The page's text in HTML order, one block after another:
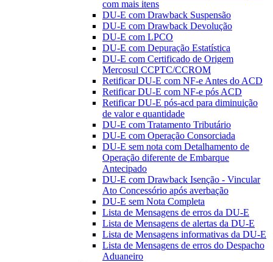
com mais itens
DU-E com Drawback Suspensão
DU-E com Drawback Devolução
DU-E com LPCO
DU-E com Depuração Estatística
DU-E com Certificado de Origem
Mercosul CCPTC/CCROM
Retificar DU-E com NF-e Antes do ACD
Retificar DU-E com NF-e pós ACD
Retificar DU-E pós-acd para diminuição
de valor e quantidade
DU-E com Tratamento Tributário
DU-E com Operação Consorciada
DU-E sem nota com Detalhamento de
Operação diferente de Embarque
Antecipado
DU-E com Drawback Isenção - Vincular
Ato Concessório após averbação
DU-E sem Nota Completa
Lista de Mensagens de erros da DU-E
Lista de Mensagens de alertas da DU-E
Lista de Mensagens informativas da DU-E
Lista de Mensagens de erros do Despacho
Aduaneiro